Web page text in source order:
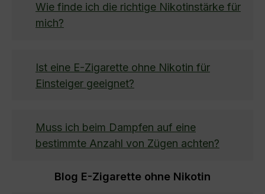
Wie finde ich die richtige Nikotinstärke für
mich?
Ist eine E-Zigarette ohne Nikotin für
Einsteiger geeignet?
Muss ich beim Dampfen auf eine
bestimmte Anzahl von Zügen achten?
Blog E-Zigarette ohne Nikotin